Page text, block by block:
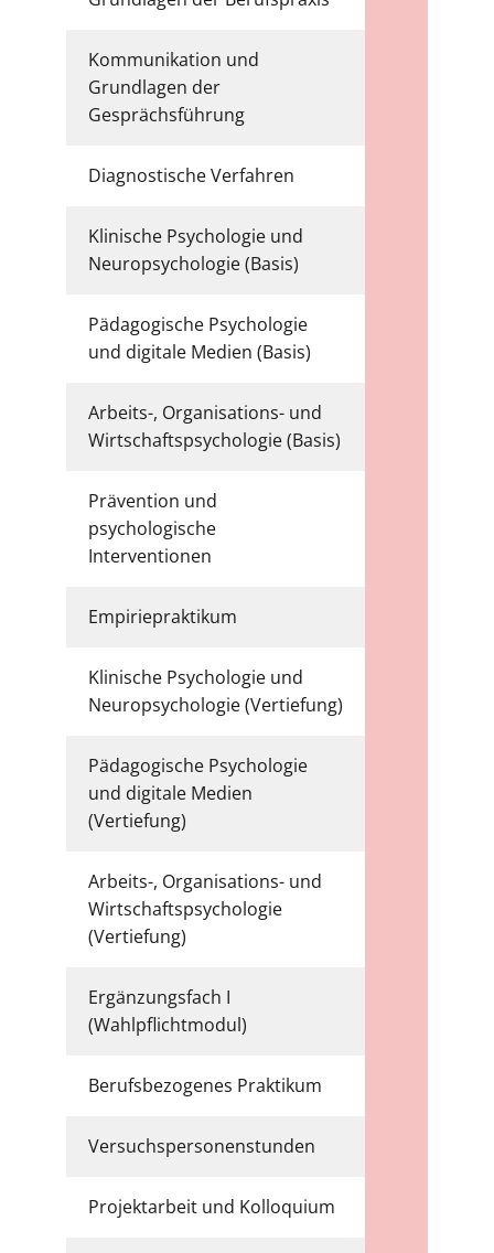
Kommunikation und
Grundlagen der
Gesprächsführung
Diagnostische Verfahren
Klinische Psychologie und
Neuropsychologie (Basis)
Pädagogische Psychologie
und digitale Medien (Basis)
Arbeits-, Organisations- und
Wirtschaftspsychologie (Basis)
Prävention und
psychologische
Interventionen
Empiriepraktikum
Klinische Psychologie und
Neuropsychologie (Vertiefung)
Pädagogische Psychologie
und digitale Medien
(Vertiefung)
Arbeits-, Organisations- und
Wirtschaftspsychologie
(Vertiefung)
Ergänzungsfach I
(Wahlpflichtmodul)
Berufsbezogenes Praktikum
Versuchspersonenstunden
Projektarbeit und Kolloquium